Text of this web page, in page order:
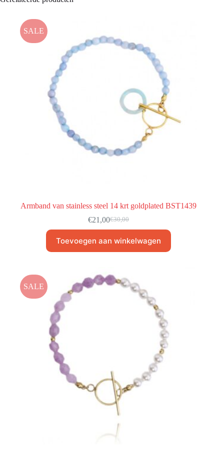
SALE
Armband van stainless steel 14 krt goldplated BST1439
€30,00
€21,00
Toevoegen aan winkelwagen
SALE